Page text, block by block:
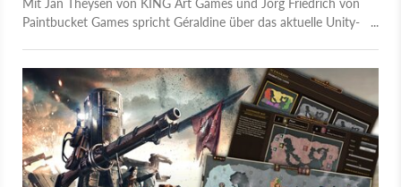
Paintbucket Games spricht Géraldine über das aktuelle Unity-